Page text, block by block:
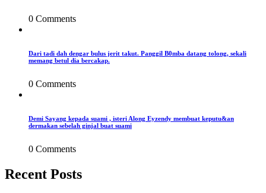
0 Comments
Dari tadi dah dengar bulus jerit takut. Panggil B0mba datang tolong, sekali
memang betul dia bercakap.
0 Comments
Demi Sayang kepada suami , isteri Along Eyzendy membuat keputu&an
dermakan sebelah ginjal buat suami
0 Comments
Recent Posts